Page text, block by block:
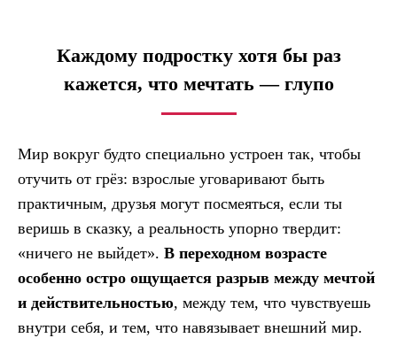
Каждому подростку хотя бы раз
кажется, что мечтать — глупо
Мир вокруг будто специально устроен так, чтобы
отучить от грёз: взрослые уговаривают быть
практичным, друзья могут посмеяться, если ты
веришь в сказку, а реальность упорно твердит:
«ничего не выйдет». В переходном возрасте
особенно остро ощущается разрыв между мечтой
и действительностью, между тем, что чувствуешь
внутри себя, и тем, что навязывает внешний мир.